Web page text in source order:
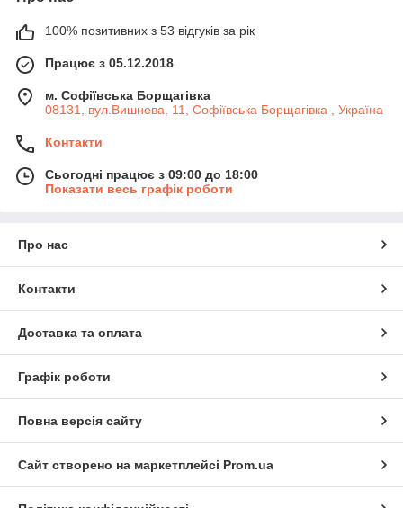
100% позитивних з 53 відгуків за рік
Працює з 05.12.2018
м. Софіївська Борщагівка
08131, вул.Вишнева, 11, Софіївська Борщагівка , Україна
Контакти
Сьогодні працює з 09:00 до 18:00
Показати весь графік роботи
Про нас
Контакти
Доставка та оплата
Графік роботи
Повна версія сайту
Сайт створено на маркетплейсі Prom.ua